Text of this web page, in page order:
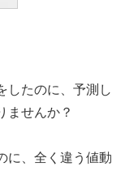
したのに、予測し
ませんか？
に、全く違う値動